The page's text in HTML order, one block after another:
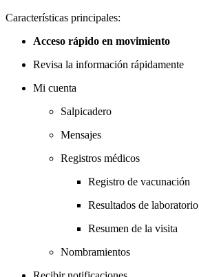
Características principales:
Acceso rápido en movimiento
Revisa la información rápidamente
Mi cuenta
Salpicadero
Mensajes
Registros médicos
Registro de vacunación
Resultados de laboratorio
Resumen de la visita
Nombramientos